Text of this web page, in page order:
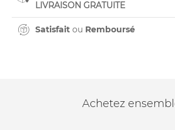
LIVRAISON GRATUITE
Satisfait ou Remboursé
Achetez